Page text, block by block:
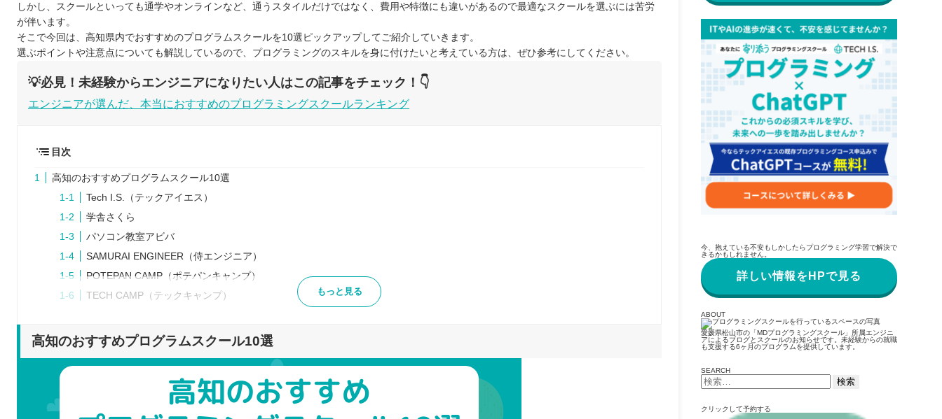
しかし、スクールといっても通学やオンラインなど、通うスタイルだけではなく、費用や特徴にも違いがあるので最適なスクールを選ぶには苦労
が伴います。
そこで今回は、高知県内でおすすめのプログラムスクールを10選ピックアップしてご紹介していきます。
選ぶポイントや注意点についても解説しているので、プログラミングのスキルを身に付けたいと考えている方は、ぜひ参考にしてください。
💡必見！未経験からエンジニアになりたい人はこの記事をチェック！👇
エンジニアが選んだ、本当におすすめのプログラミングスクールランキング
目次
高知のおすすめプログラムスクール10選
Tech I.S.（テックアイエス）
学舎さくら
パソコン教室アビバ
SAMURAI ENGINEER（侍エンジニア）
POTEPAN CAMP（ポテパンキャンプ）
TECH CAMP（テックキャンプ）
TechAcademy（テックアカデミー）
プログラムスクールを選ぶポイント
目的・目標に合った学びができる
もっと見る
高知のおすすめプログラムスクール10選
今、抱えている不安もしかしたらプログラミング学習で解決で
きるかもしれません。
詳しい情報をHPで見る
ABOUT
愛媛県松山市の「MDプログラミングスクール」所属エンジニ
アによるブログとスクールのお知らせです。未経験からの就職
も支援する6ヶ月のプログラムを提供しています。
SEARCH
検
索:
クリックして予約する